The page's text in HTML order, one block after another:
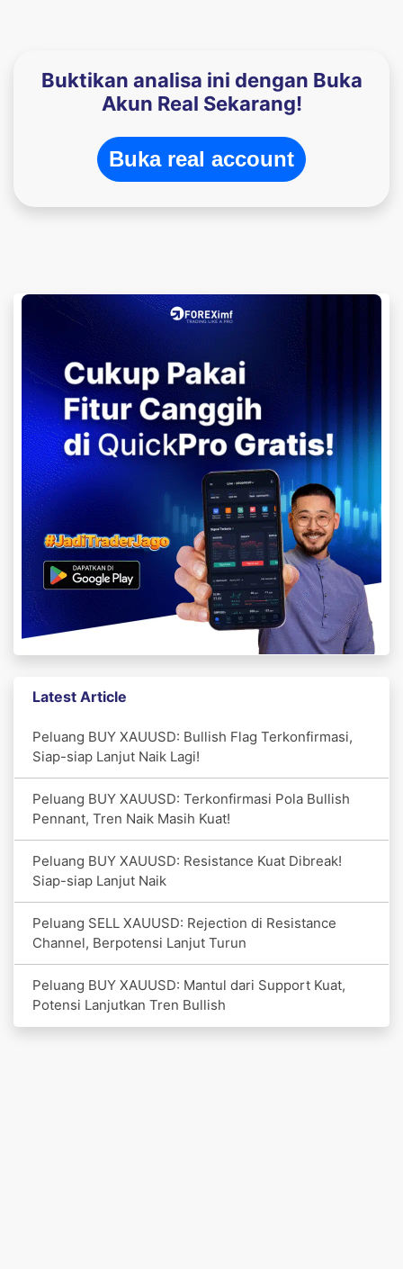
Buktikan analisa ini dengan Buka
Akun Real Sekarang!
Buka real account
Latest Article
Peluang BUY XAUUSD: Bullish Flag Terkonfirmasi,
Siap-siap Lanjut Naik Lagi!
Peluang BUY XAUUSD: Terkonfirmasi Pola Bullish
Pennant, Tren Naik Masih Kuat!
Peluang BUY XAUUSD: Resistance Kuat Dibreak!
Siap-siap Lanjut Naik
Peluang SELL XAUUSD: Rejection di Resistance
Channel, Berpotensi Lanjut Turun
Peluang BUY XAUUSD: Mantul dari Support Kuat,
Potensi Lanjutkan Tren Bullish